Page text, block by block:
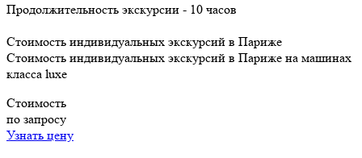
Продолжительность экскурсии - 10 часов
Стоимость индивидуальных экскурсий в Париже
Стоимость индивидуальных экскурсий в Париже на машинах
класса luxe
Стоимость
по запросу
Узнать цену